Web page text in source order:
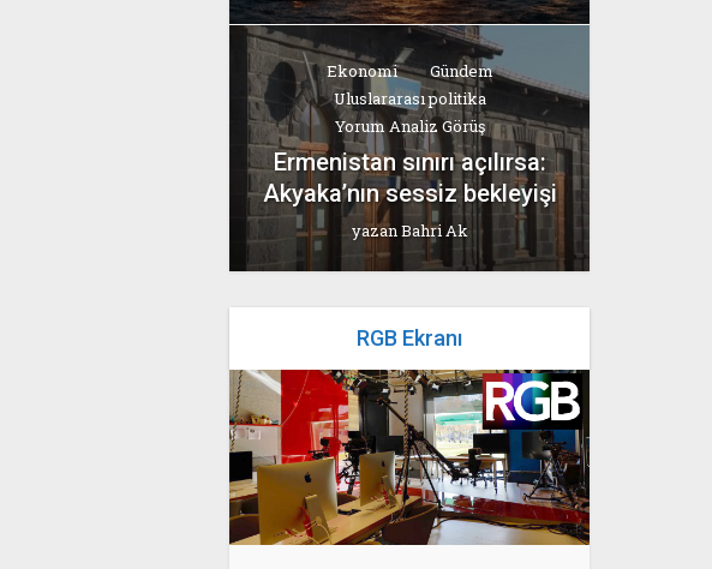
Ekonomi
Gündem
Uluslararası politika
Yorum Analiz Görüş
Ermenistan sınırı açılırsa:
Akyaka’nın sessiz bekleyişi
yazanBahri Ak
RGB Ekranı